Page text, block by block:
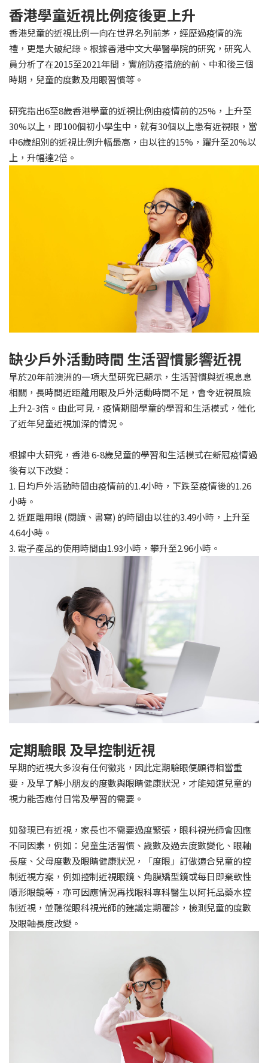
香港學童近視比例疫後更上升
香港兒童的近視比例一向在世界名列前茅，經歷過疫情的洗
禮，更是大破紀錄。根據香港中文大學醫學院的研究，研究人
員分析了在2015至2021年間，實施防疫措施的前、中和後三個
時期，兒童的度數及用眼習慣等。
研究指出6至8歲香港學童的近視比例由疫情前的25%，上升至
30%以上，即100個初小學生中，就有30個以上患有近視眼，當
中6歲組別的近視比例升幅最高，由以往的15%，躍升至20%以
上，升幅達2倍。
缺少戶外活動時間 生活習慣影響近視
早於20年前澳洲的一項大型研究已顯示，生活習慣與近視息息
相關，長時間近距離用眼及戶外活動時間不足，會令近視風險
上升2-3倍。由此可見，疫情期間學童的學習和生活模式，催化
了近年兒童近視加深的情況。
根據中大研究，香港 6-8歲兒童的學習和生活模式在新冠疫情過
後有以下改變：
1. 日均戶外活動時間由疫情前的1.4小時，下跌至疫情後的1.26
小時。
2. 近距離用眼 (閱讀、書寫) 的時間由以往的3.49小時，上升至
4.64小時。
3. 電子產品的使用時間由1.93小時，攀升至2.96小時。
定期驗眼 及早控制近視
早期的近視大多沒有任何徵兆，因此定期驗眼便顯得相當重
要，及早了解小朋友的度數與眼睛健康狀況，才能知道兒童的
視力能否應付日常及學習的需要。
如發現已有近視，家長也不需要過度緊張，眼科視光師會因應
不同因素，例如：兒童生活習慣、歲數及過去度數變化、眼軸
長度、父母度數及眼睛健康狀況，「度眼」訂做適合兒童的控
制近視方案，例如控制近視眼鏡、角膜矯型鏡或每日即棄軟性
隱形眼鏡等，亦可因應情況再找眼科專科醫生以阿托品藥水控
制近視，並聽從眼科視光師的建議定期覆診，檢測兒童的度數
及眼軸長度改變。